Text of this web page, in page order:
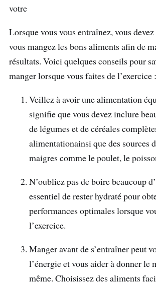
votre
Lorsque vous vous entraînez, vous
vous mangez les bons aliments afin de
résultats. Voici quelques conseils pour
manger lorsque vous faites de l’exercice :
Veillez à avoir une alimentation
signifie que vous devez inclure
de légumes et de céréales
alimentationainsi que des sources
maigres comme le poulet, le
N’oubliez pas de boire beaucoup
essentiel de rester hydraté pour
performances optimales lorsque
l’exercice.
Manger avant de s’entraîner peut
l’énergie et vous aider à donner le
même. Choisissez des aliments